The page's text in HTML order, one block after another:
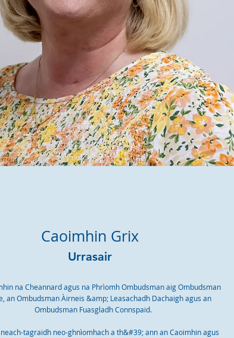
Caoimhin Grix
Urrasair
na Cheannard agus na Phrìomh Ombudsman aig Ombudsman
an Ombudsman Àirneis &amp; Leasachadh Dachaigh agus an
Ombudsman Fuasgladh Connspaid.
tagraidh neo-ghnìomhach a th&#39; ann an Caoimhin agus